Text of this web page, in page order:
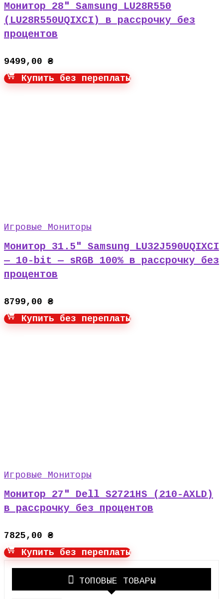
Монитор 28″ Samsung LU28R550
(LU28R550UQIXCI) в рассрочку без
процентов
9499,00 ₴
Купить без переплаты
Игровые Мониторы
Монитор 31.5″ Samsung LU32J590UQIXCI
— 10-bit — sRGB 100% в рассрочку без
процентов
8799,00 ₴
Купить без переплаты
Игровые Мониторы
Монитор 27″ Dell S2721HS (210-AXLD)
в рассрочку без процентов
7825,00 ₴
Купить без переплаты
ТОПОВЫЕ ТОВАРЫ